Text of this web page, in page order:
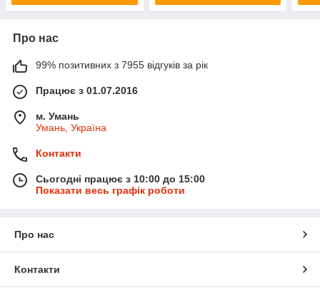
Про нас
99% позитивних з 7955 відгуків за рік
Працює з 01.07.2016
м. Умань
Умань, Україна
Контакти
Сьогодні працює з 10:00 до 15:00
Показати весь графік роботи
Про нас
Контакти